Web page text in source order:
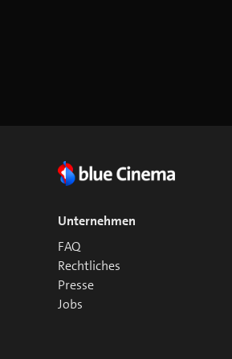
Unternehmen
FAQ
Rechtliches
Presse
Jobs